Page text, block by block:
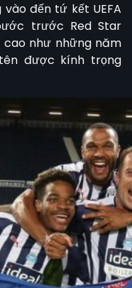
đến tứ kết UEFA
trước Red Star
cao như những năm
được kính trọng